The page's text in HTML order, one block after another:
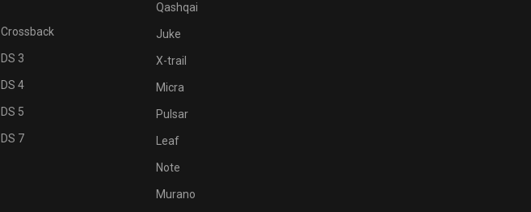
Crossback
DS 3
DS 4
DS 5
DS 7
Qashqai
Juke
X-trail
Micra
Pulsar
Leaf
Note
Murano